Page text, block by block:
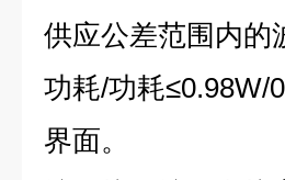
供应公差范围内的
功耗/功耗≤0.98W/
界面。